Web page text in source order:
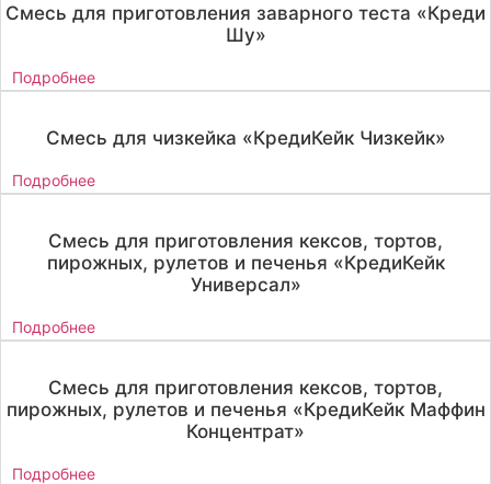
Смесь для приготовления заварного теста «Креди
Шу»
Подробнее
Смесь для чизкейка «КредиКейк Чизкейк»
Подробнее
Смесь для приготовления кексов, тортов,
пирожных, рулетов и печенья «КредиКейк
Универсал»
Подробнее
Смесь для приготовления кексов, тортов,
пирожных, рулетов и печенья «КредиКейк Маффин
Концентрат»
Подробнее